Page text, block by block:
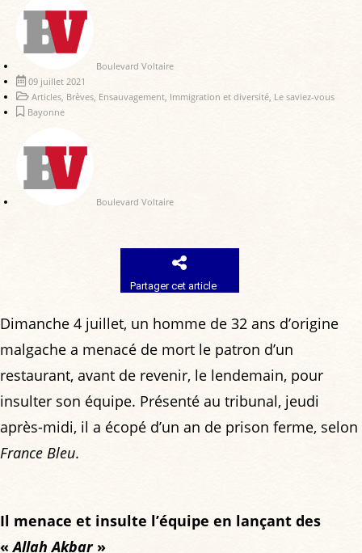
Boulevard Voltaire
09 juillet 2021
Articles, Brèves, Ensauvagement, Immigration et diversité, Le saviez-vous
Bayonne
Boulevard Voltaire
Partager cet article
Dimanche 4 juillet, un homme de 32 ans d’origine
malgache a menacé de mort le patron d’un
restaurant, avant de revenir, le lendemain, pour
insulter son équipe. Présenté au tribunal, jeudi
après-midi, il a écopé d’un an de prison ferme, selon
France Bleu.
Il menace et insulte l’équipe en lançant des
«Allah Akbar»